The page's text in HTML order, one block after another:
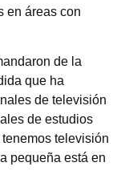
en áreas con
de la
que ha
de televisión
de estudios
televisión
pequeña está en